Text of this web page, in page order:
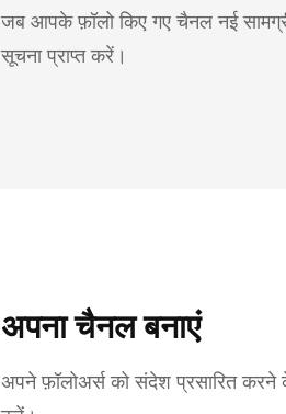
जब आपके फ़ॉलो किए गए चैनल नई
सूचना प्राप्त करें।
अपना चैनल बनाएं
अपने फ़ॉलोअर्स को संदेश प्रसारित